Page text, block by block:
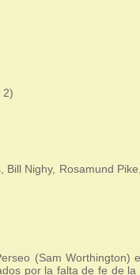
2)
Nighy, Rosamund
(Sam Worthington)
por la falta de fe de